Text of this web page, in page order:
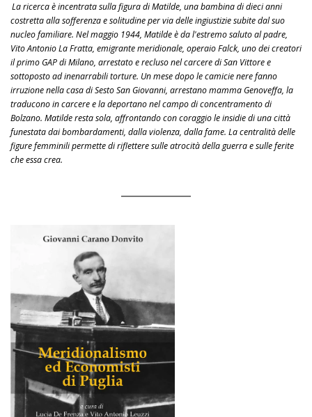
La ricerca è incentrata sulla figura di Matilde, una bambina di dieci anni
costretta alla sofferenza e solitudine per via delle ingiustizie subite dal suo
nucleo familiare. Nel maggio 1944, Matilde è da l'estremo saluto al padre,
Vito Antonio La Fratta, emigrante meridionale, operaio Falck, uno dei creatori
il primo GAP di Milano, arrestato e recluso nel carcere di San Vittore e
sottoposto ad inenarrabili torture. Un mese dopo le camicie nere fanno
irruzione nella casa di Sesto San Giovanni, arrestano mamma Genoveffa, la
traducono in carcere e la deportano nel campo di concentramento di
Bolzano. Matilde resta sola, affrontando con coraggio le insidie di una città
funestata dai bombardamenti, dalla violenza, dalla fame. La centralità delle
figure femminili permette di riflettere sulle atrocità della guerra e sulle ferite
che essa crea.